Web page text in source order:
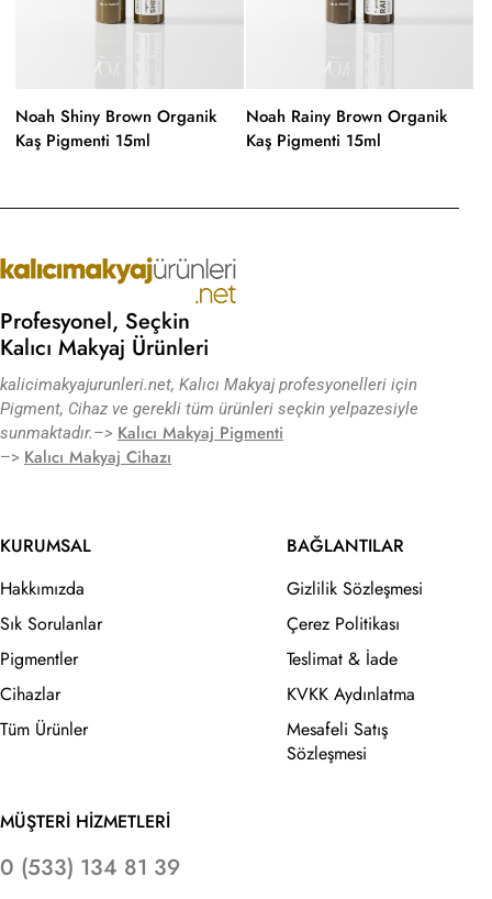
Noah Shiny Brown Organik
Kaş Pigmenti 15ml
Noah Rainy Brown Organik
Kaş Pigmenti 15ml
Profesyonel, Seçkin
Kalıcı Makyaj Ürünleri
kalicimakyajurunleri.net, Kalıcı Makyaj profesyonelleri için
Pigment, Cihaz ve gerekli tüm ürünleri seçkin yelpazesiyle
sunmaktadır.–> Kalıcı Makyaj Pigmenti
–> Kalıcı Makyaj Cihazı
KURUMSAL
Hakkımızda
Sık Sorulanlar
Pigmentler
Cihazlar
Tüm Ürünler
BAĞLANTILAR
Gizlilik Sözleşmesi
Çerez Politikası
Teslimat & İade
KVKK Aydınlatma
Mesafeli Satış
Sözleşmesi
MÜŞTERİ HİZMETLERİ
0 (533) 134 81 39